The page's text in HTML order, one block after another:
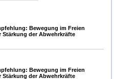
Bewegung im Freien
Stärkung der Abwehrkräfte
Bewegung im Freien
Stärkung der Abwehrkräfte